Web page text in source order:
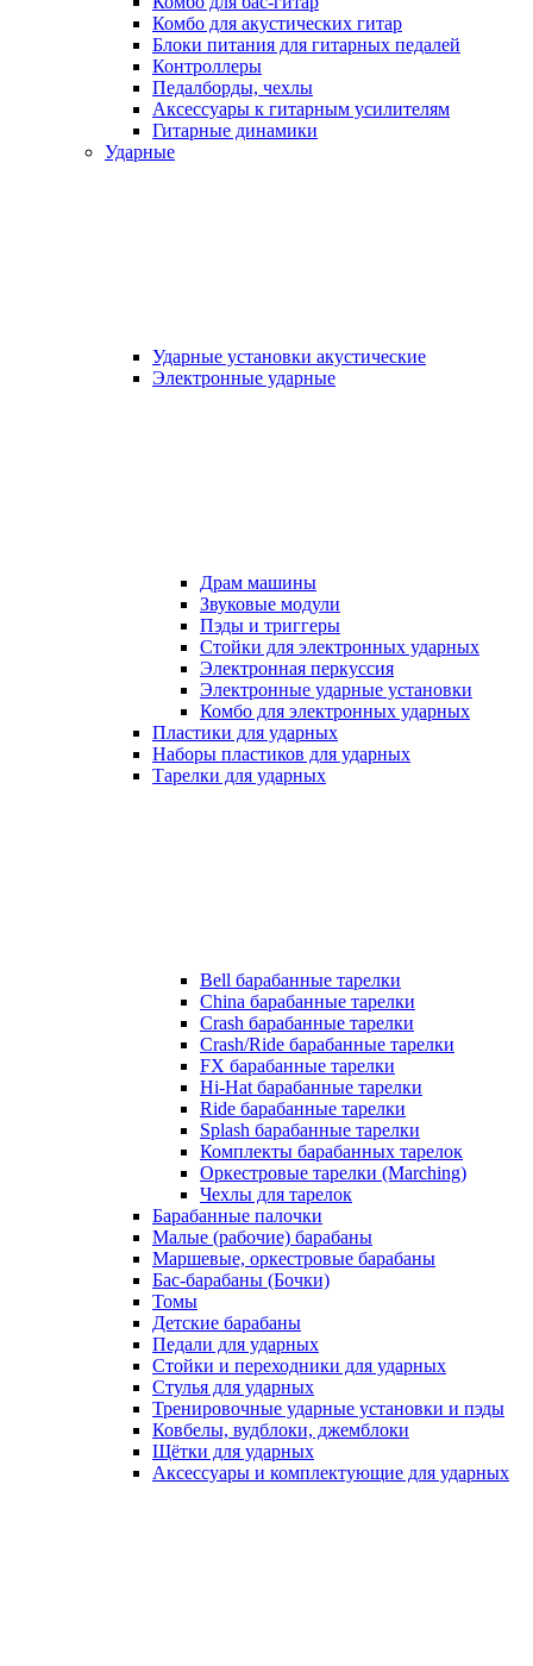
Комбо для акустических гитар
Блоки питания для гитарных педалей
Контроллеры
Педалборды, чехлы
Аксеcсуары к гитарным усилителям
Гитарные динамики
Ударные
Ударные установки акустические
Электронные ударные
Драм машины
Звуковые модули
Пэды и триггеры
Стойки для электронных ударных
Электронная перкуссия
Электронные ударные установки
Комбо для электронных ударных
Пластики для ударных
Наборы пластиков для ударных
Тарелки для ударных
Bell барабанные тарелки
China барабанные тарелки
Crash барабанные тарелки
Crash/Ride барабанные тарелки
FX барабанные тарелки
Hi-Hat барабанные тарелки
Ride барабанные тарелки
Splash барабанные тарелки
Комплекты барабанных тарелок
Оркестровые тарелки (Marching)
Чехлы для тарелок
Барабанные палочки
Малые (рабочие) барабаны
Маршевые, оркестровые барабаны
Бас-барабаны (Бочки)
Томы
Детские барабаны
Педали для ударных
Стойки и переходники для ударных
Стулья для ударных
Тренировочные ударные установки и пэды
Ковбелы, вудблоки, джемблоки
Щётки для ударных
Аксесcуары и комплектующие для ударных